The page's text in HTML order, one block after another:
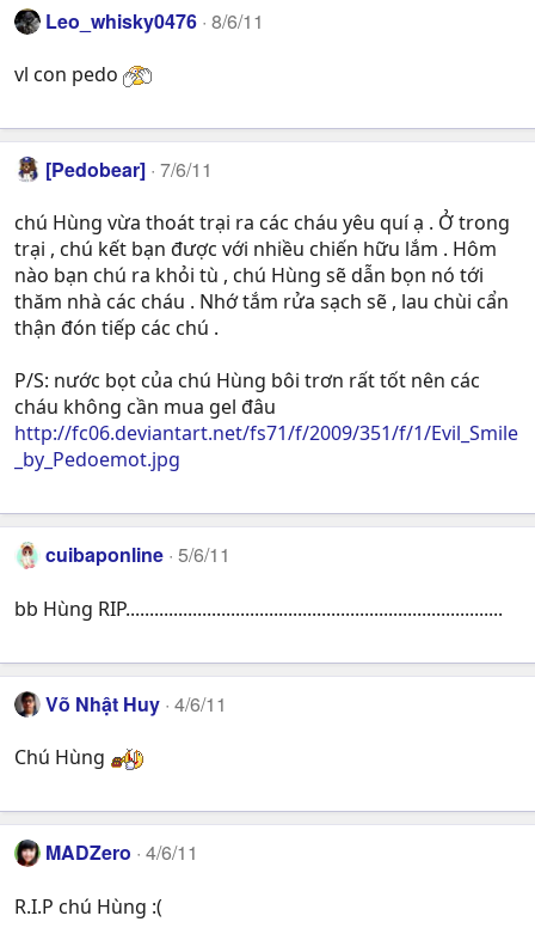
Leo_whisky0476 8/6/11
vl con pedo
[Pedobear] 7/6/11
chú Hùng vừa thoát trại ra các cháu yêu quí ạ . Ở trong
trại , chú kết bạn được với nhiều chiến hữu lắm . Hôm
nào bạn chú ra khỏi tù , chú Hùng sẽ dẫn bọn nó tới
thăm nhà các cháu . Nhớ tắm rửa sạch sẽ , lau chùi cẩn
thận đón tiếp các chú .
P/S: nước bọt của chú Hùng bôi trơn rất tốt nên các
cháu không cần mua gel đâu
http://fc06.deviantart.net/fs71/f/2009/351/f/1/Evil_Smile
_by_Pedoemot.jpg
cuibaponline 5/6/11
bb Hùng RIP...............................................................................
Võ Nhật Huy 4/6/11
Chú Hùng
MADZero 4/6/11
R.I.P chú Hùng :(